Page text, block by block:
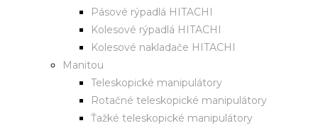
Pásové rýpadlá HITACHI
Kolesové rýpadlá HITACHI
Kolesové nakladače HITACHI
Manitou
Teleskopické manipulátory
Rotačné teleskopické manipulátory
Ťažké teleskopické manipulátory